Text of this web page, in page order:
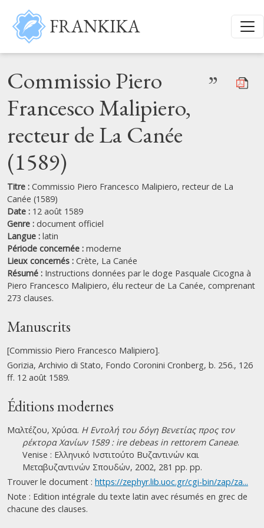
Aller au contenu principal
FRANKIKA
Commissio Piero
Francesco Malipiero,
recteur de La Canée
(1589)
”
Titre : Commissio Piero Francesco Malipiero, recteur de La
Canée (1589)
Date : 12 août 1589
Genre : document officiel
Langue : latin
Période concernée : moderne
Lieux concernés : Crète, La Canée
Résumé : Instructions données par le doge Pasquale Cicogna à
Piero Francesco Malipiero, élu recteur de La Canée, comprenant
273 clauses.
Manuscrits
[Commissio Piero Francesco Malipiero].
Gorizia, Archivio di Stato, Fondo Coronini Cronberg, b. 256., 126
ff. 12 août 1589.
Éditions modernes
Μαλτέζου, Χρύσα. Η Εντολή του δόγη Βενετίας προς τον
ρέκτορα Χανίων 1589 : ire debeas in rettorem Caneae.
Venise : Ελληνικό Ινστιτούτο Βυζαντινών και
Μεταβυζαντινών Σπουδών, 2002, 281 pp. pp.
Trouver le document : https://zephyr.lib.uoc.gr/cgi-bin/zap/za...
Note : Edition intégrale du texte latin avec résumés en grec de
chacune des clauses.